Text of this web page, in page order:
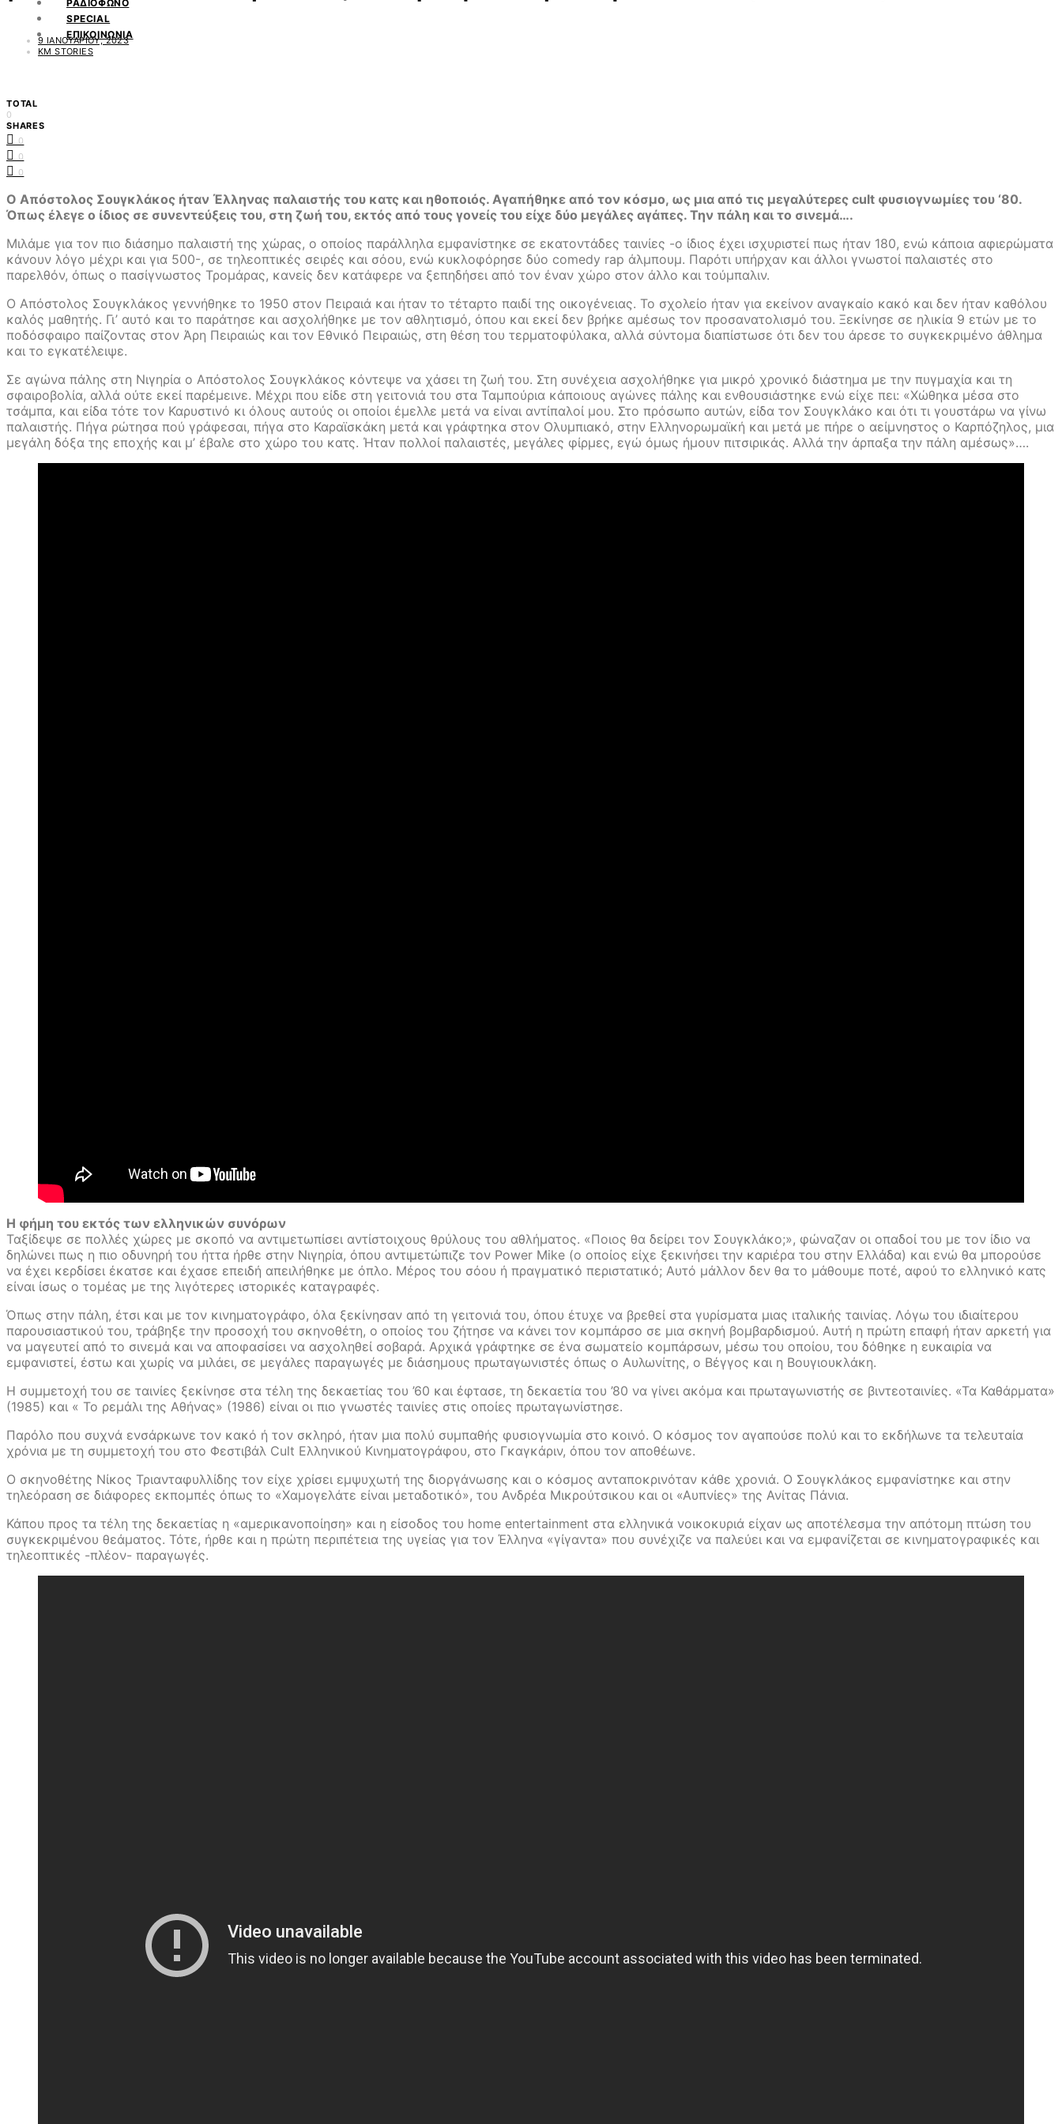
ΡΑΔΙΟΦΩΝΟ
SPECIAL
ΕΠΙΚΟΙΝΩΝΙΑ
9 ΙΑΝΟΥΑΡΊΟΥ, 2023
KM STORIES
TOTAL
0
SHARES
0
0
0
Ο Απόστολος Σουγκλάκος ήταν Έλληνας παλαιστής του κατς και ηθοποιός. Αγαπήθηκε από τον κόσμο, ως μια από τις μεγαλύτερες cult φυσιογνωμίες του ‘80.
Όπως έλεγε ο ίδιος σε συνεντεύξεις του, στη ζωή του, εκτός από τους γονείς του είχε δύο μεγάλες αγάπες. Την πάλη και το σινεμά….
Μιλάμε για τον πιο διάσημο παλαιστή της χώρας, ο οποίος παράλληλα εμφανίστηκε σε εκατοντάδες ταινίες -ο ίδιος έχει ισχυριστεί πως ήταν 180, ενώ κάποια αφιερώματα
κάνουν λόγο μέχρι και για 500-, σε τηλεοπτικές σειρές και σόου, ενώ κυκλοφόρησε δύο comedy rap άλμπουμ. Παρότι υπήρχαν και άλλοι γνωστοί παλαιστές στο
παρελθόν, όπως ο πασίγνωστος Τρομάρας, κανείς δεν κατάφερε να ξεπηδήσει από τον έναν χώρο στον άλλο και τούμπαλιν.
Ο Απόστολος Σουγκλάκος γεννήθηκε το 1950 στον Πειραιά και ήταν το τέταρτο παιδί της οικογένειας. Το σχολείο ήταν για εκείνον αναγκαίο κακό και δεν ήταν καθόλου
καλός μαθητής. Γι’ αυτό και το παράτησε και ασχολήθηκε με τον αθλητισμό, όπου και εκεί δεν βρήκε αμέσως τον προσανατολισμό του. Ξεκίνησε σε ηλικία 9 ετών με το
ποδόσφαιρο παίζοντας στον Άρη Πειραιώς και τον Εθνικό Πειραιώς, στη θέση του τερματοφύλακα, αλλά σύντομα διαπίστωσε ότι δεν του άρεσε το συγκεκριμένο άθλημα
και το εγκατέλειψε.
Σε αγώνα πάλης στη Νιγηρία ο Απόστολος Σουγκλάκος κόντεψε να χάσει τη ζωή του. Στη συνέχεια ασχολήθηκε για μικρό χρονικό διάστημα με την πυγμαχία και τη
σφαιροβολία, αλλά ούτε εκεί παρέμεινε. Μέχρι που είδε στη γειτονιά του στα Ταμπούρια κάποιους αγώνες πάλης και ενθουσιάστηκε ενώ είχε πει: «Χώθηκα μέσα στο
τσάμπα, και είδα τότε τον Καρυστινό κι όλους αυτούς οι οποίοι έμελλε μετά να είναι αντίπαλοί μου. Στο πρόσωπο αυτών, είδα τον Σουγκλάκο και ότι τι γουστάρω να γίνω
παλαιστής. Πήγα ρώτησα πού γράφεσαι, πήγα στο Καραϊσκάκη μετά και γράφτηκα στον Ολυμπιακό, στην Ελληνορωμαϊκή και μετά με πήρε ο αείμνηστος ο Καρπόζηλος, μια
μεγάλη δόξα της εποχής και μ’ έβαλε στο χώρο του κατς. Ήταν πολλοί παλαιστές, μεγάλες φίρμες, εγώ όμως ήμουν πιτσιρικάς. Αλλά την άρπαξα την πάλη αμέσως»….
Η φήμη του εκτός των ελληνικών συνόρων
Ταξίδεψε σε πολλές χώρες με σκοπό να αντιμετωπίσει αντίστοιχους θρύλους του αθλήματος. «Ποιος θα δείρει τον Σουγκλάκο;», φώναζαν οι οπαδοί του με τον ίδιο να
δηλώνει πως η πιο οδυνηρή του ήττα ήρθε στην Νιγηρία, όπου αντιμετώπιζε τον Power Mike (ο οποίος είχε ξεκινήσει την καριέρα του στην Ελλάδα) και ενώ θα μπορούσε
να έχει κερδίσει έκατσε και έχασε επειδή απειλήθηκε με όπλο. Μέρος του σόου ή πραγματικό περιστατικό; Αυτό μάλλον δεν θα το μάθουμε ποτέ, αφού το ελληνικό κατς
είναι ίσως ο τομέας με της λιγότερες ιστορικές καταγραφές.
Όπως στην πάλη, έτσι και με τον κινηματογράφο, όλα ξεκίνησαν από τη γειτονιά του, όπου έτυχε να βρεθεί στα γυρίσματα μιας ιταλικής ταινίας. Λόγω του ιδιαίτερου
παρουσιαστικού του, τράβηξε την προσοχή του σκηνοθέτη, ο οποίος του ζήτησε να κάνει τον κομπάρσο σε μια σκηνή βομβαρδισμού. Αυτή η πρώτη επαφή ήταν αρκετή για
να μαγευτεί από το σινεμά και να αποφασίσει να ασχοληθεί σοβαρά. Αρχικά γράφτηκε σε ένα σωματείο κομπάρσων, μέσω του οποίου, του δόθηκε η ευκαιρία να
εμφανιστεί, έστω και χωρίς να μιλάει, σε μεγάλες παραγωγές με διάσημους πρωταγωνιστές όπως ο Αυλωνίτης, ο Βέγγος και η Βουγιουκλάκη.
Η συμμετοχή του σε ταινίες ξεκίνησε στα τέλη της δεκαετίας του ’60 και έφτασε, τη δεκαετία του ’80 να γίνει ακόμα και πρωταγωνιστής σε βιντεοταινίες. «Τα Καθάρματα»
(1985) και « Το ρεμάλι της Αθήνας» (1986) είναι οι πιο γνωστές ταινίες στις οποίες πρωταγωνίστησε.
Παρόλο που συχνά ενσάρκωνε τον κακό ή τον σκληρό, ήταν μια πολύ συμπαθής φυσιογνωμία στο κοινό. Ο κόσμος τον αγαπούσε πολύ και το εκδήλωνε τα τελευταία
χρόνια με τη συμμετοχή του στο Φεστιβάλ Cult Ελληνικού Κινηματογράφου, στο Γκαγκάριν, όπου τον αποθέωνε.
Ο σκηνοθέτης Νίκος Τριανταφυλλίδης τον είχε χρίσει εμψυχωτή της διοργάνωσης και ο κόσμος ανταποκρινόταν κάθε χρονιά. Ο Σουγκλάκος εμφανίστηκε και στην
τηλεόραση σε διάφορες εκπομπές όπως το «Χαμογελάτε είναι μεταδοτικό», του Ανδρέα Μικρούτσικου και οι «Αυπνίες» της Ανίτας Πάνια.
Κάπου προς τα τέλη της δεκαετίας η «αμερικανοποίηση» και η είσοδος του home entertainment στα ελληνικά νοικοκυριά είχαν ως αποτέλεσμα την απότομη πτώση του
συγκεκριμένου θεάματος. Τότε, ήρθε και η πρώτη περιπέτεια της υγείας για τον Έλληνα «γίγαντα» που συνέχιζε να παλεύει και να εμφανίζεται σε κινηματογραφικές και
τηλεοπτικές -πλέον- παραγωγές.